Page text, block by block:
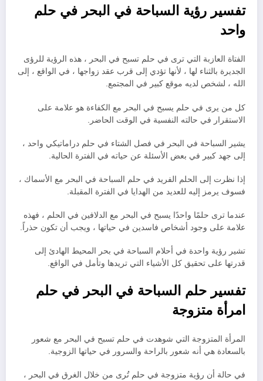
تفسير رؤية السباحة في البحر في حلم
واحد
الفتاة العازبة التي ترى في حلم تسبح في البحر ، هذه الرؤية للرؤى
الجديرة بالثناء لها ، لأنها تؤدي إلى قرب عقد زواجها ، في الواقع ، إلى
الله ، لشخص لديه موقع كبير في المجتمع.
كل من يرى في حلم يسبح في البحر مع الكفاءة هو علامة على
الاستقرار في حالته النفسية في الوقت الحاضر.
يشير السباحة في البحر في فصل الشتاء في حلم دراماتيكي واحد ،
إلى جهد كبير في بعض الأسئلة عن حياته في الفترة الحالية.
إذا نظرت إلى الحلم الفريد في حلم السباحة في البحر مع الأسماك ،
فسوف يرمز إليه للعديد من الهدايا في الفترة المقبلة.
عندما ترى حلمًا واحدًا يسبح في البحر مع الدلافين في الحلم ، فهذه
علامة على وجود أشخاص فاسدين في حياتها ، ويجب أن تكون حذراً.
تشير رؤية واحدة في أحلام السباحة في بحر المحيط الهادئ إلى
قدرتها على تحقيق كل الأشياء التي تريدها وتأمل في الواقع.
تفسير حلم السباحة في البحر في حلم
امرأة متزوجة
المرأة المتزوجة التي شوهدت في حلم تسبح في البحر مع شعور
بالسعادة هي أنه شعور بالراحة والسرور في حياتها الزوجية.
في حالة أن رؤية متزوجة في حلم تُرى من خلال الغرق في البحر ،